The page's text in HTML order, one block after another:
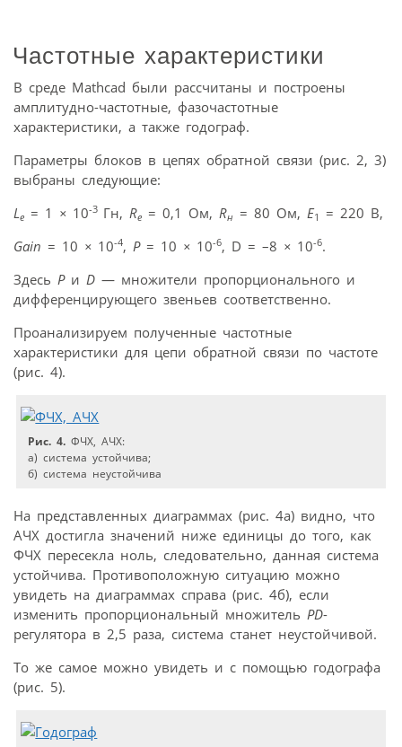
Частотные характеристики
В среде Mathcad были рассчитаны и построены
амплитудно-частотные, фазочастотные
характеристики, а также годограф.
Параметры блоков в цепях обратной связи (рис. 2, 3)
выбраны следующие:
L e = 1 × 10-3 Гн, Re = 0,1 Ом, Rн = 80 Ом, E1
= 220 В,
Gain = 10 × 10-4, P= 10 × 10-6, D = –8 × 10-6.
Здесь Pи D — множители пропорционального и
дифференцирующего звеньев соответственно.
Проанализируем полученные частотные
характеристики для цепи обратной связи по частоте
(рис. 4).
Рис. 4. ФЧХ, АЧХ:
а) система устойчива;
б) система неустойчива
На представленных диаграммах (рис. 4а) видно, что
АЧХ достигла значений ниже единицы до того, как
ФЧХ пересекла ноль, следовательно, данная система
устойчива. Противоположную ситуацию можно
увидеть на диаграммах справа (рис. 4б), если
изменить пропорциональный множитель PD-
регулятора в 2,5 раза, система станет неустойчивой.
То же самое можно увидеть и с помощью годографа
(рис. 5).